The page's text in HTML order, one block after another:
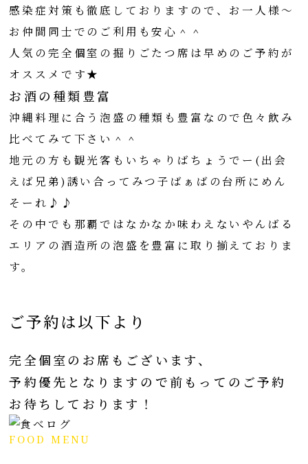
感染症対策も徹底しておりますので、お一人様～
お仲間同士でのご利用も安心＾＾
人気の完全個室の掘りごたつ席は早めのご予約が
オススメです★
お酒の種類豊富
沖縄料理に合う泡盛の種類も豊富なので色々飲み
比べてみて下さい＾＾
地元の方も観光客もいちゃりばちょうでー(出会
えば兄弟)誘い合ってみつ子ばぁばの台所にめん
そーれ♪♪
その中でも那覇ではなかなか味わえないやんばる
エリアの酒造所の泡盛を豊富に取り揃えておりま
す。
ご予約は以下より
完全個室のお席もございます、
予約優先となりますので前もってのご予約
お待ちしております！
FOOD MENU